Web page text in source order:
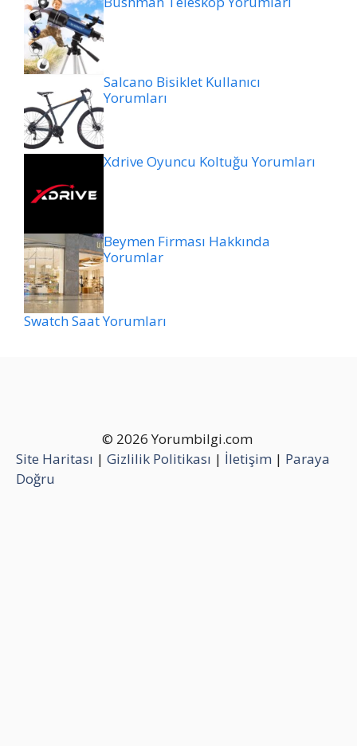
Salcano Bisiklet Kullanıcı
Yorumları
Xdrive Oyuncu Koltuğu Yorumları
Beymen Firması Hakkında
Yorumlar
Swatch Saat Yorumları
© 2026 Yorumbilgi.com
Site Haritası | Gizlilik Politikası | İletişim | Paraya
Doğru